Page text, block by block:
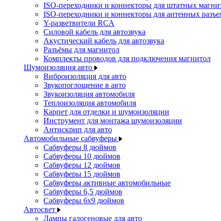
ISO-переходники и коннекторы для штатных
ISO-переходники и коннекторы для антенных
Y-разветвители RCA
Силовой кабель для автозвука
Акустический кабель для автозвука
Разъёмы для магнитол
Комплекты проводов для подключения магнитол
Шумоизоляция авто
Виброизоляция для авто
Звукопоглощение в авто
Звукоизоляция автомобиля
Теплоизоляция автомобиля
Карпет для отделки и шумоизоляции
Инструмент для монтажа шумоизоляции
Антискрип для авто
Автомобильные сабвуферы
Сабвуферы 8 дюймов
Сабвуферы 10 дюймов
Сабвуферы 12 дюймов
Сабвуферы 15 дюймов
Сабвуферы активные автомобильные
Сабвуферы 6,5 дюймов
Сабвуферы 6x9 дюймов
Автосвет
Лампы галогеновые для авто